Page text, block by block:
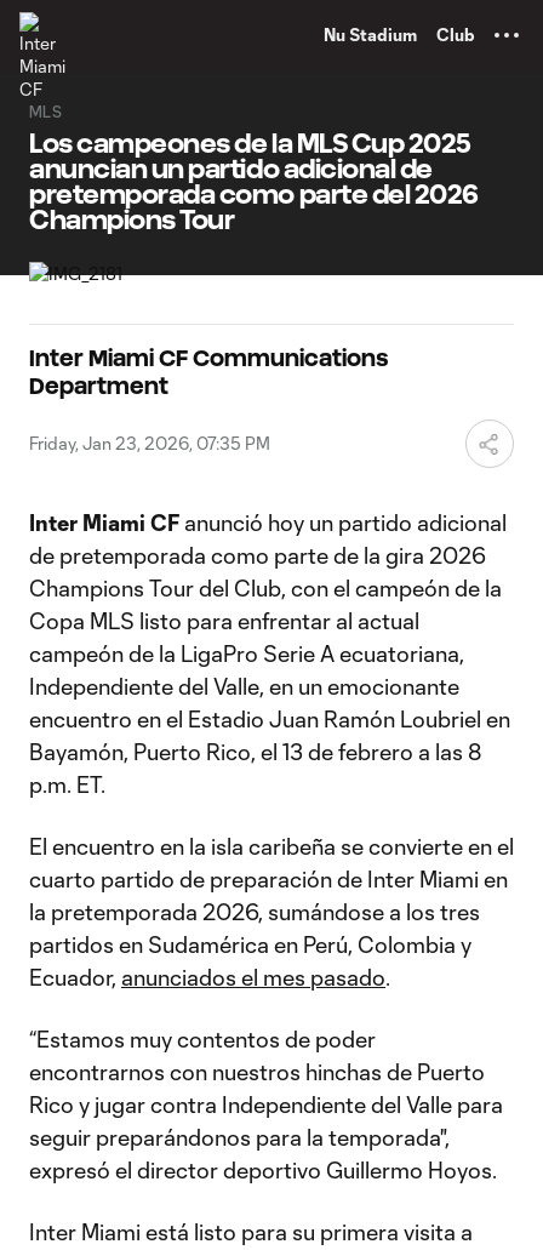
Nu Stadium Club
MLS
Los campeones de la MLS Cup 2025
anuncian un partido adicional de
pretemporada como parte del 2026
Champions Tour
Inter Miami CF Communications
Department
Friday, Jan 23, 2026, 07:35 PM
Inter Miami CF anunció hoy un partido adicional
de pretemporada como parte de la gira 2026
Champions Tour del Club, con el campeón de la
Copa MLS listo para enfrentar al actual
campeón de la LigaPro Serie A ecuatoriana,
Independiente del Valle, en un emocionante
encuentro en el Estadio Juan Ramón Loubriel en
Bayamón, Puerto Rico, el 13 de febrero a las 8
p.m. ET.
El encuentro en la isla caribeña se convierte en el
cuarto partido de preparación de Inter Miami en
la pretemporada 2026, sumándose a los tres
partidos en Sudamérica en Perú, Colombia y
Ecuador, anunciados el mes pasado.
“Estamos muy contentos de poder
encontrarnos con nuestros hinchas de Puerto
Rico y jugar contra Independiente del Valle para
seguir preparándonos para la temporada",
expresó el director deportivo Guillermo Hoyos.
Inter Miami está listo para su primera visita a